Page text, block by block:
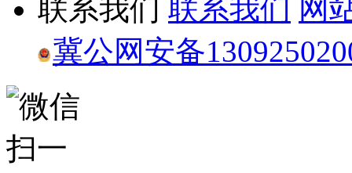
联系我们 联系我们 网
冀公网安备